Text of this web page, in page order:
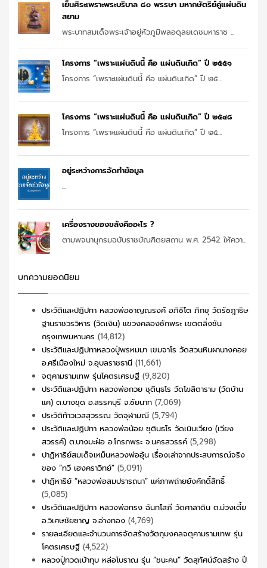
เย็นศิระเพราะพระบริบาล ๘๐ พรรษา มหากษัตริย์คู่แผ่นดิน
สยาม
พระบาทสมเด็จพระเจ้าอยู่หัวภูมิพลอดุลยเดชมหาราช ...
โครงการ “เพราะแผ่นดินนี้ คือ แผ่นดินเกิด” ปี ๒๕๕๑
โครงการ “เพราะแผ่นดินนี้ คือ แผ่นดินเกิด” ปี ๒๕...
โครงการ “เพราะแผ่นดินนี้ คือ แผ่นดินเกิด” ปี ๒๕๔๘
โครงการ “เพราะแผ่นดินนี้ คือ แผ่นดินเกิด” ปี ๒๕...
อยู่ระหว่างการจัดทำข้อมูล
...
เครื่องรางของขลังคืออะไร ?
ตามพจนานุกรมฉบับราชบัณฑิตยสถาน พ.ศ. 2542 ให้ควา...
บทความยอดนิยม
ประวัติและปฏิปทา หลวงพ่อชาญณรงค์ อภิชิโต ภิกขุ วัดรัชฎาธิษ
ฐานราชวรวิหาร (วัดเงิน) แขวงคลองชักพระ เขตตลิ่งชัน
กรุงเทพมหานคร (14,812)
ประวัติและปฏิปทาหลวงปู่พรหมมา เขมจาโร วัดสวนหินผานางคอย
อ.ศรีเมืองใหม่ จ.อุบลราชธานี (11,661)
จตุคามรามเทพ รุ่นโคตรเศรษฐี (9,820)
ประวัติและปฏิปทา หลวงพ่อกวย ชุตินฺธโร วัดโฆสิตาราม (วัดบ้าน
แค) ต.บางขุด อ.สรรคบุรี จ.ชัยนาท (7,069)
ประวัติท้าวเวสสุวรรณ วัดจุฬามณี (5,794)
ประวัติและปฏิปทา หลวงพ่อน้อย ชุตินธโร วัดเนินเวียง (เวียง
สวรรค์) ต.บางมะฝ่อ อ.โกรกพระ จ.นครสวรรค์ (5,298)
ปาฏิหาริย์สมเด็จเหม็นหลวงพ่ออุ้น เรื่องเล่าจากประสบการณ์จริง
ของ “ทวี เฮงคราวิทย์” (5,091)
ปาฏิหาริย์ “หลวงพ่อสมปรารถนา” แค่ภาพถ่ายยังศักดิ์สิทธิ์
(5,085)
ประวัติและปฏิปทา หลวงพ่อทรง ฉันทโสภี วัดศาลาดิน ต.ม่วงเตี้ย
อ.วิเศษชัยชาญ จ.อ่างทอง (4,769)
รายละเอียดและจำนวนการจัดสร้างวัตถุมงคลจตุคามรามเทพ รุ่น
โคตรเศรษฐี (4,522)
หลวงปู่ทวดเบ้าทุบ หล่อโบราณ รุ่น “ชนะคน” วัดสุทัศน์จัดสร้าง ปี